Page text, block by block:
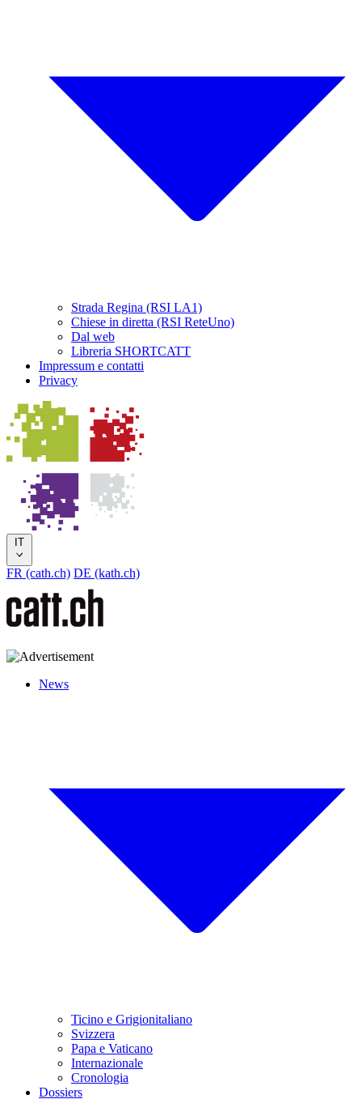
Strada Regina (RSI LA1)
Chiese in diretta (RSI ReteUno)
Dal web
Libreria SHORTCATT
Impressum e contatti
Privacy
IT
FR (cath.ch) DE (kath.ch)
News
Ticino e Grigionitaliano
Svizzera
Papa e Vaticano
Internazionale
Cronologia
Dossiers